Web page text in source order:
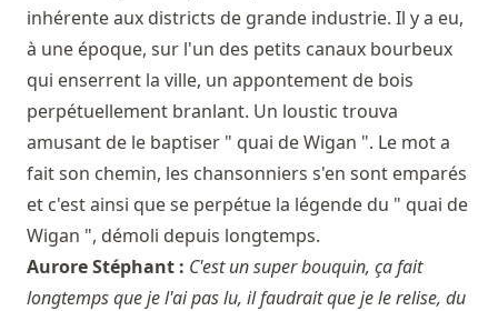
inhérente aux districts de grande industrie. Il y a eu,
à une époque, sur l'un des petits canaux bourbeux
qui enserrent la ville, un appontement de bois
perpétuellement branlant. Un loustic trouva
amusant de le baptiser " quai de Wigan ". Le mot a
fait son chemin, les chansonniers s'en sont emparés
et c'est ainsi que se perpétue la légende du " quai de
Wigan ", démoli depuis longtemps.
Aurore Stéphant : C'est un super bouquin, ça fait
longtemps que je l'ai pas lu, il faudrait que je le relise, du